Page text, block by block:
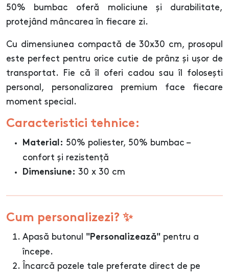
50% bumbac oferă moliciune și durabilitate,
protejând mâncarea în fiecare zi.
Cu dimensiunea compactă de 30x30 cm, prosopul
este perfect pentru orice cutie de prânz și ușor de
transportat. Fie că îl oferi cadou sau îl folosești
personal, personalizarea premium face fiecare
moment special.
Caracteristici tehnice:
Material: 50% poliester, 50% bumbac –
confort și rezistență
Dimensiune: 30 x 30 cm
Cum personalizezi? ✨
Apasă butonul "Personalizează" pentru a
începe.
Încarcă pozele tale preferate direct de pe